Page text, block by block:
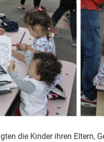
die Kinder ihren Eltern,